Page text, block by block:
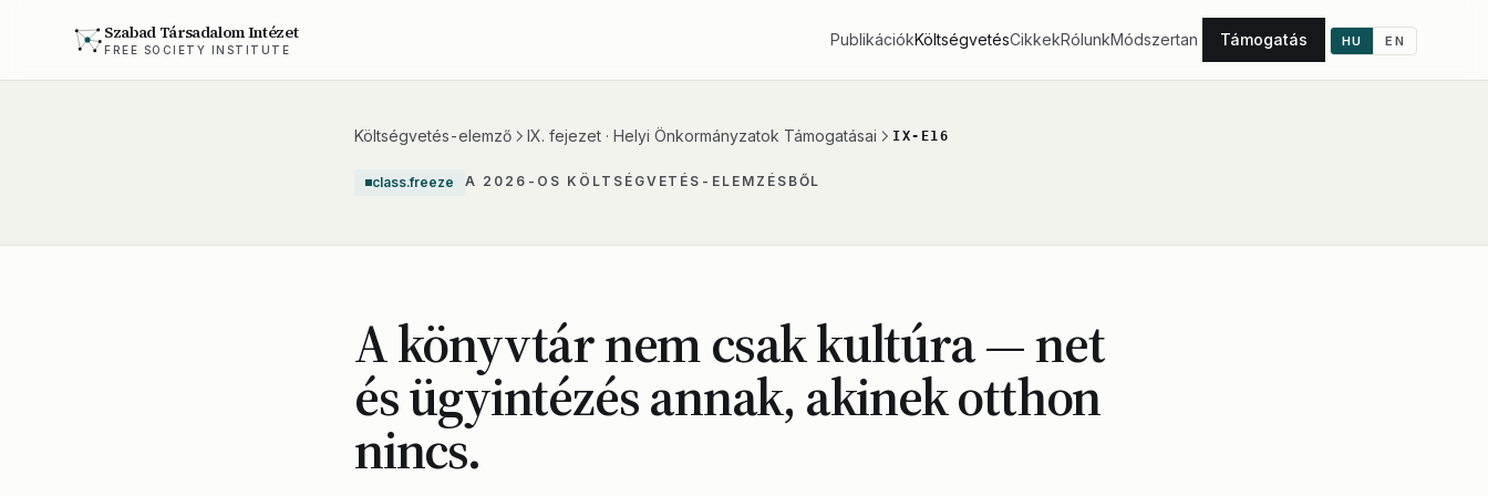
Szabad Társadalom Intézet
FREE SOCIETY INSTITUTE
PublikációkKöltségvetésCikkekRólunkMódszertan Támogatás HU EN
Költségvetés-elemző IX. fejezet · Helyi Önkormányzatok Támogatásai IX-E16
class.freeze A 2026-OS KÖLTSÉGVETÉS-ELEMZÉSBŐL
A könyvtár nem csak kultúra — net
és ügyintézés annak, akinek otthon
nincs.